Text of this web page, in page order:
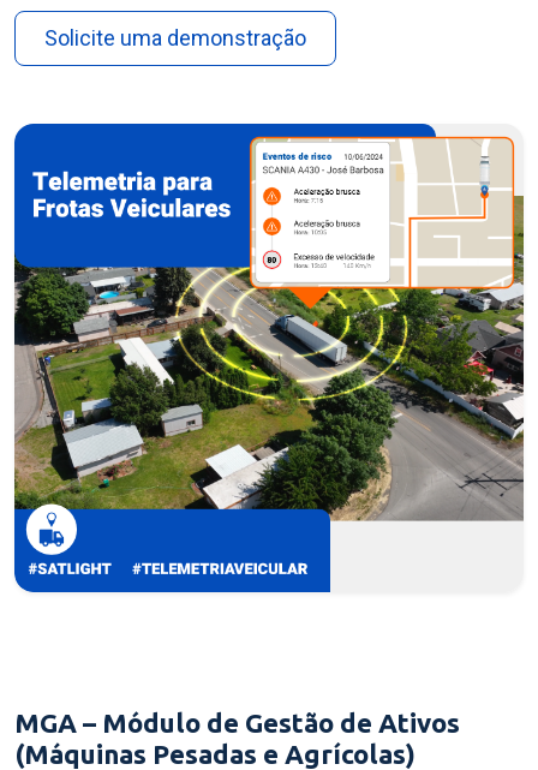
Solicite uma demonstração
MGA – Módulo de Gestão de Ativos
(Máquinas Pesadas e Agrícolas)